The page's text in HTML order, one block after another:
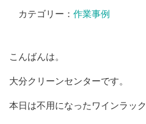
カテゴリー： 作業事例
こんばんは。
大分クリーンセンターです。
本日は不用になったワインラック